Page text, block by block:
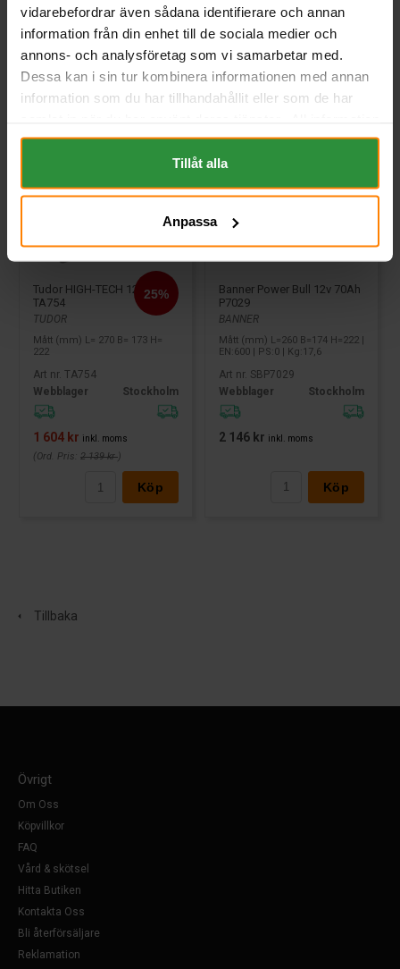
vidarebefordrar även sådana identifierare och annan
information från din enhet till de sociala medier och
annons- och analysföretag som vi samarbetar med.
Dessa kan i sin tur kombinera informationen med annan
information som du har tillhandahållit eller som de har
om "Cookies" och ditt val finner du på vår Cookie sida
längst ner i "footern" på sidan.
Tillåt alla
Anpassa
Köp Köp
Tudor HIGH-TECH 12V 75Ah
TA754
TUDOR
Mått (mm) L= 270 B= 173 H=
222
Art nr. TA754
Webblager
Stockholm
1 604 kr inkl. moms
(Ord. Pris: 2 139 kr)
Köp
Banner Power Bull 12v 70Ah
P7029
BANNER
Mått (mm) L=260 B=174 H=222 |
EN:600 | PS:0 | Kg:17,6
Art nr. SBP7029
Webblager
Stockholm
2 146 kr inkl. moms
Köp
Tillbaka
Övrigt
Om Oss
Köpvillkor
FAQ
Vård & skötsel
Hitta Butiken
Kontakta Oss
Bli återförsäljare
Reklamation